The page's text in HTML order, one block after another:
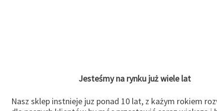
Jesteśmy na rynku już wiele lat
Nasz sklep instnieje juz ponad 10 lat, z każym rokiem